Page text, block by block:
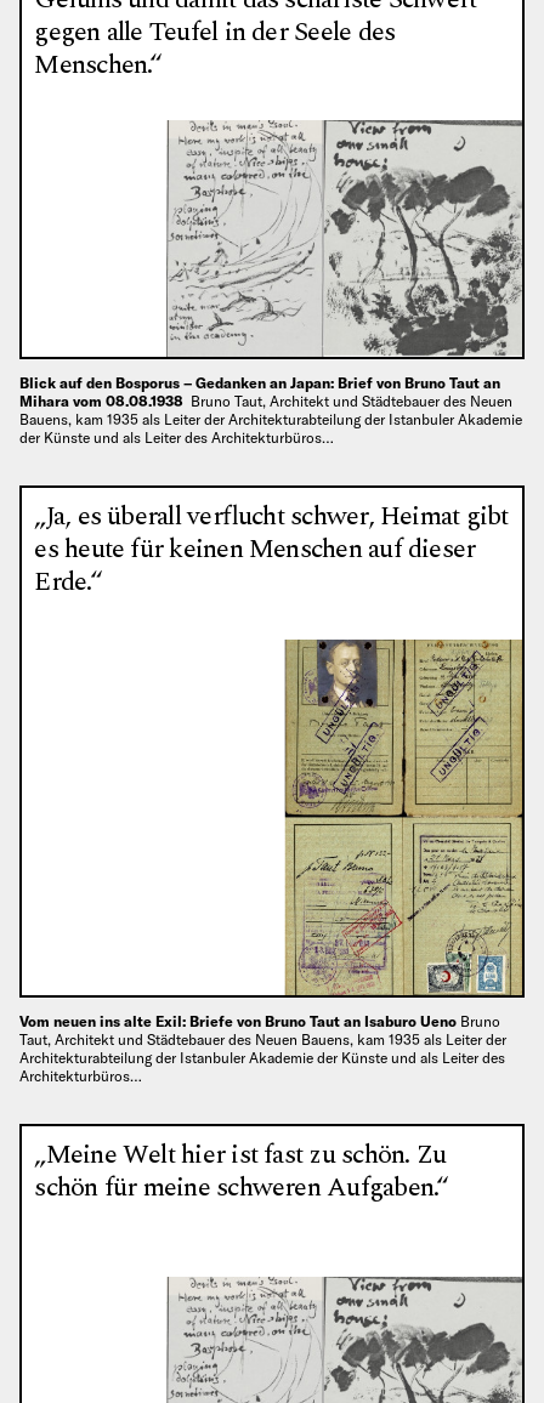
gegen alle Teufel in der Seele des
Menschen.“
Blick auf den Bosporus – Gedanken an Japan: Brief von Bruno Taut an
Mihara vom 08.08.1938 Bruno Taut, Architekt und Städtebauer des Neuen
Bauens, kam 1935 als Leiter der Architekturabteilung der Istanbuler Akademie
der Künste und als Leiter des Architekturbüros…
„Ja, es überall verflucht schwer, Heimat gibt
es heute für keinen Menschen auf dieser
Erde.“
Vom neuen ins alte Exil: Briefe von Bruno Taut an Isaburo Ueno Bruno
Taut, Architekt und Städtebauer des Neuen Bauens, kam 1935 als Leiter der
Architekturabteilung der Istanbuler Akademie der Künste und als Leiter des
Architekturbüros…
„Meine Welt hier ist fast zu schön. Zu
schön für meine schweren Aufgaben.“